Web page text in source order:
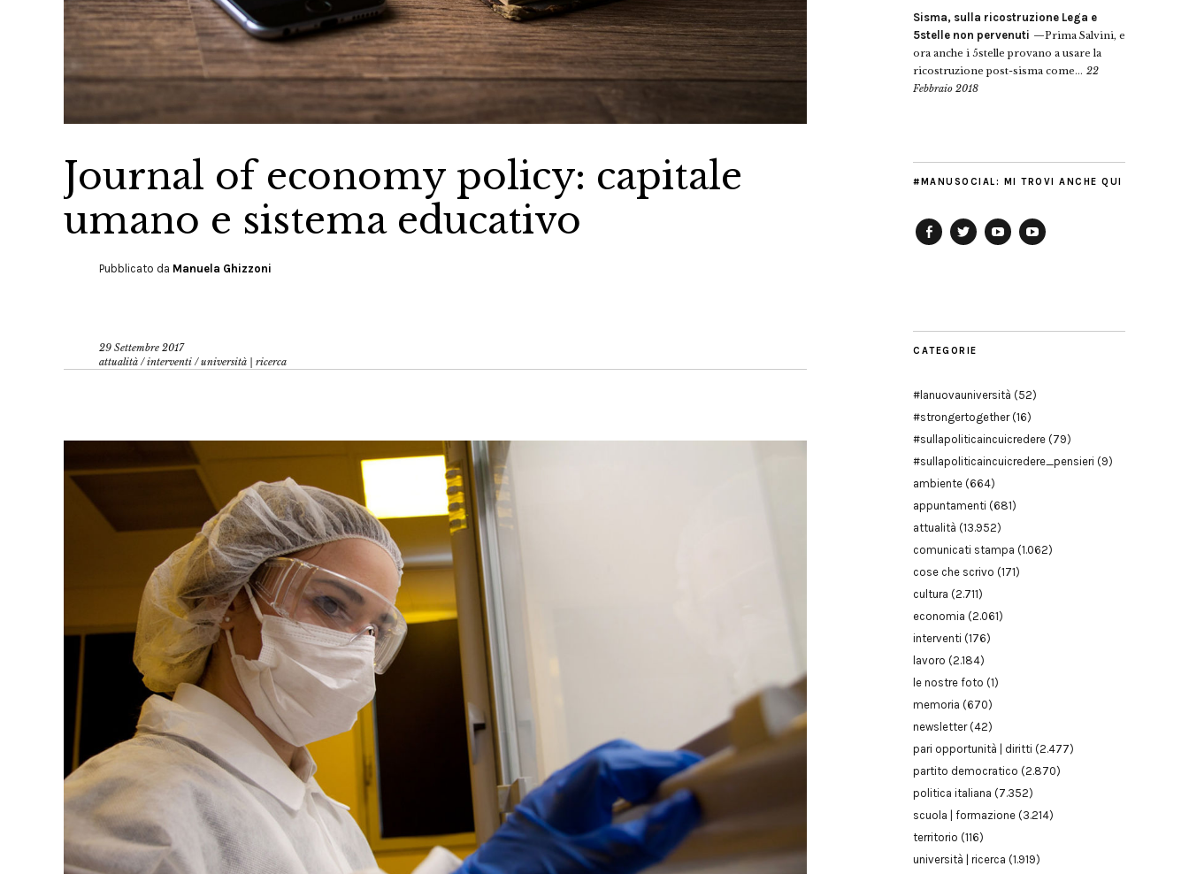
Journal of economy policy: capitale
umano e sistema educativo
Pubblicato da Manuela Ghizzoni
29 Settembre 2017
attualità /interventi /università | ricerca
Sisma, sulla ricostruzione Lega e
5stelle non pervenuti
Prima Salvini, e
ora anche i 5stelle provano a usare la
ricostruzione post-sisma come... 22
Febbraio 2018
#MANUSOCIAL: MI TROVI ANCHE QUI
CATEGORIE
#lanuovauniversità (52)
#strongertogether(16)
#sullapoliticaincuicredere (79)
#sullapoliticaincuicredere_pensieri (9)
ambiente (664)
appuntamenti (681)
attualità (13.952)
comunicati stampa (1.062)
cose che scrivo (171)
cultura (2.711)
economia (2.061)
interventi (176)
lavoro (2.184)
le nostre foto (1)
memoria (670)
newsletter(42)
pari opportunità | diritti (2.477)
partito democratico (2.870)
politica italiana (7.352)
scuola | formazione (3.214)
territorio (116)
università | ricerca (1.919)